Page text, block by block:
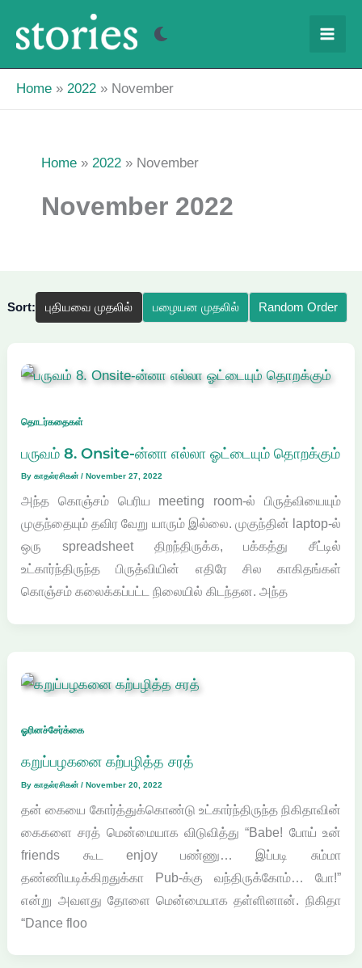
Home
2022 November
Home 2022 November
November 2022
Sort: புதியவை முதலில் பழையன முதலில் Random Order
தொடர்கதைகள்
பருவம் 8. Onsite-ன்னா எல்லா ஓட்டையும் தொறக்கும்
Byகாதல்ரசிகன்/November 27, 2022
அந்த கொஞ்சம் பெரிய meeting room-ல் பிருத்வியையும்
முகுந்தையும் தவிர வேறு யாரும் இல்லை. முகுந்தின் laptop-ல்
ஒரு spreadsheet திறந்திருக்க, பக்கத்து சீட்டில்
உட்கார்ந்திருந்த பிருத்வியின் எதிரே சில காகிதங்கள்
கொஞ்சம் கலைக்கப்பட்ட நிலையில் கிடந்தன. அந்த
ஓரினச்சேர்க்கை
கறுப்பழகனை கற்பழித்த சரத்
Byகாதல்ரசிகன்/November 20, 2022
தன் கையை கோர்த்துக்கொண்டு உட்கார்ந்திருந்த நிகிதாவின்
கைகளை சரத் மென்மையாக விடுவித்து “Babe! போய் உன்
friends கூட enjoy பண்ணு… இப்படி சும்மா
தண்ணியடிக்கிறதுக்கா Pub-க்கு வந்திருக்கோம்… போ!”
என்று அவளது தோளை மென்மையாக தள்ளினான். நிகிதா
“Dance floo